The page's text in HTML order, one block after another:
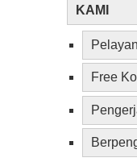
KAMI
Free